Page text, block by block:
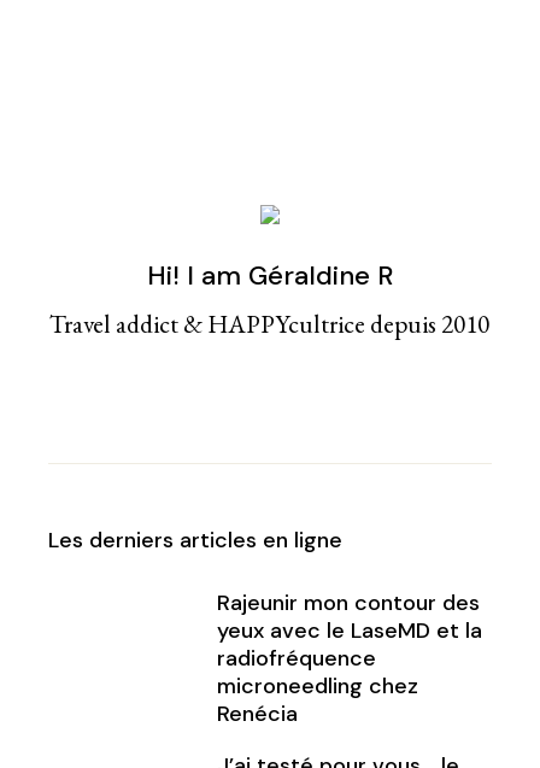
Hi! I am Géraldine R
Travel addict & HAPPYcultrice depuis 2010
Les derniers articles en ligne
Rajeunir mon contour des
yeux avec le LaseMD et la
radiofréquence
microneedling chez
Renécia